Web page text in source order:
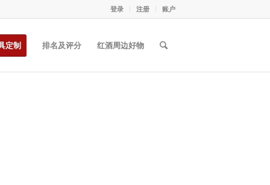
登录 注册 账户
定制 排名及评分 红酒周边好物